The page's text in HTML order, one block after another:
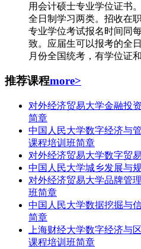
用会计硕士专业学位证书
全日制学习两类。招收在
专业学位考试报名时间同
致。应届生可以报考的全
月份全国统考，有学位证
推荐课程more>
对外经济贸易大学金融投
简章
中国人民大学数字经济与
课程培训班简章
对外经济贸易大学数字贸
中国人民大学城乡发展与
对外经济贸易大学品牌管
班简章
中国人民大学数据挖掘与
简章
上海财经大学数字经济与
课程培训班简章